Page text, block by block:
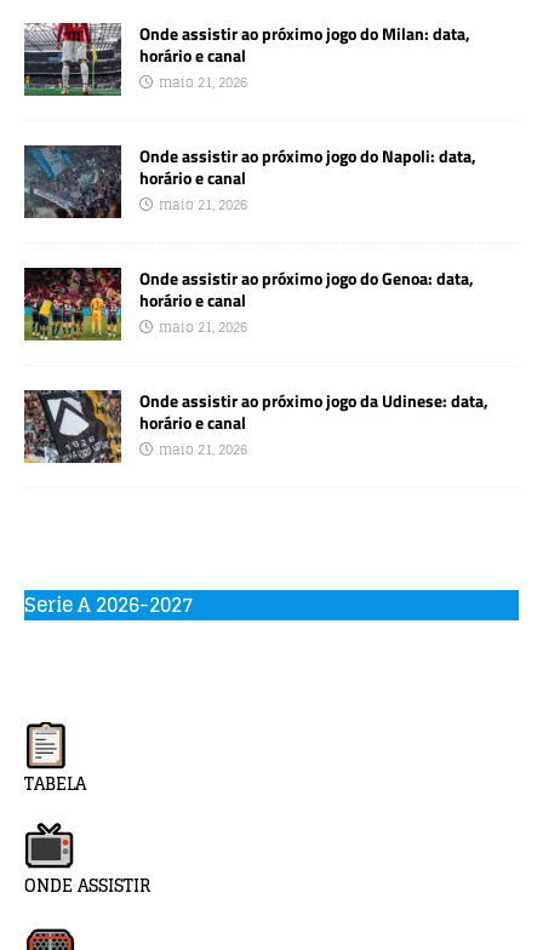
Onde assistir ao próximo jogo do Milan: data,
horário e canal
maio 21, 2026
Onde assistir ao próximo jogo do Napoli: data,
horário e canal
maio 21, 2026
Onde assistir ao próximo jogo do Genoa: data,
horário e canal
maio 21, 2026
Onde assistir ao próximo jogo da Udinese: data,
horário e canal
maio 21, 2026
Serie A 2026-2027
TABELA
ONDE ASSISTIR